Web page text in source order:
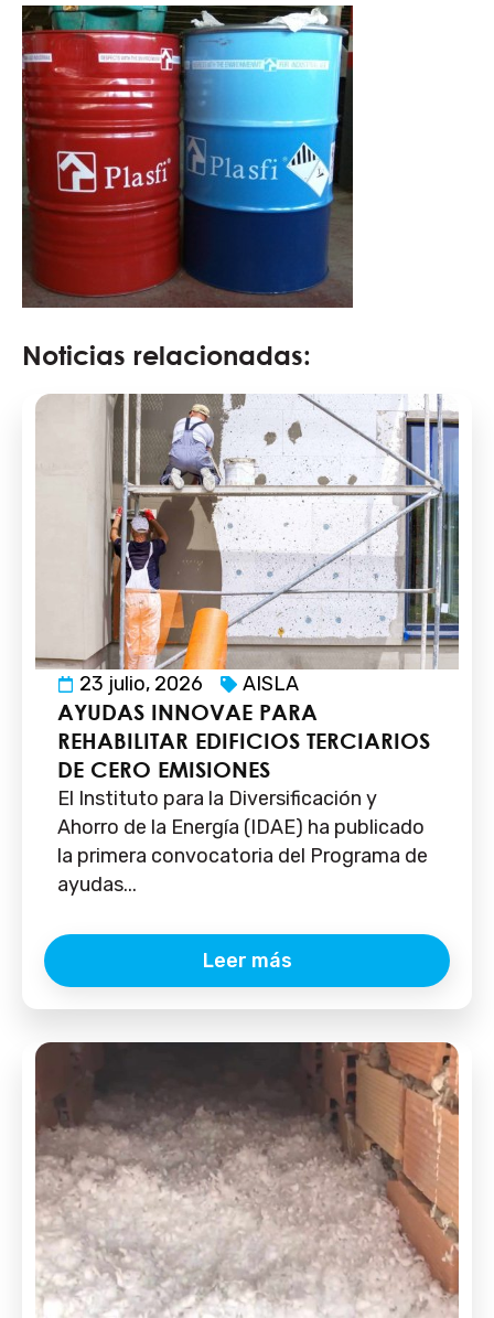
Noticias relacionadas:
23 julio, 2026 AISLA
AYUDAS INNOVAE PARA
REHABILITAR EDIFICIOS TERCIARIOS
DE CERO EMISIONES
El Instituto para la Diversificación y
Ahorro de la Energía (IDAE) ha publicado
la primera convocatoria del Programa de
ayudas...
Leer más